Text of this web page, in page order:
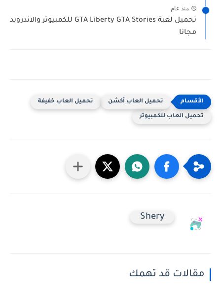
منذ عام
تحميل لعبة GTA Liberty GTA Stories للكمبيوتر والاندرويد
مجانا
تحميل العاب أكشن تحميل العاب خفيفة
تحميل العاب للكمبيوتر
Shery
مقالات قد تهمك